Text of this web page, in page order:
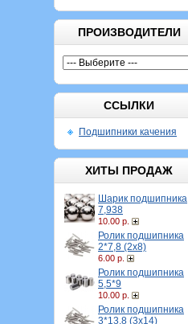
ПРОИЗВОДИТЕЛИ
ССЫЛКИ
Подшипники качения
ХИТЫ ПРОДАЖ
Шарик подшипника
7,938
10.00 р.
Ролик подшипника
2*7,8 (2х8)
6.00 р.
Ролик подшипника
5,5*9
10.00 р.
Ролик подшипника
3*13,8 (3х14)